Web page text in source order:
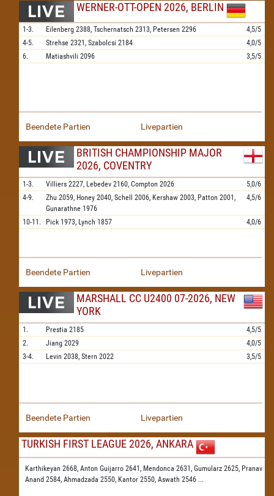
WERNER-OTT-OPEN 2026, BERLIN
1-3. Eilenberg 2388, Tschernatsch 2313, Petersen 2296
4,5/5
4-5.
Strehse 2321, Szabolcsi 2184
4,0/5
6.
Matiashvili 2096 3,5/5
Beendete Partien Livepartien
BRITISH CHAMPIONSHIP MAJOR
2026, COVENTRY
1-3. Villiers 2227, Lebedev 2160, Compton 2026
5,0/6
4-9.
Zhu 2059, Honey 2040, Schell 2006, Kershaw 2003, Patton 2001,
Gunarathne 1976
4,5/6
10-11. Pick 1973, Lynch 1857 4,0/6
Beendete Partien Livepartien
MARSHALL CC U2400 07-2026, NEW
YORK
1. Prestia 2185
4,5/5
2.
Jiang 2029
4,0/5
3-4.
Levin 2038, Stern 2022 3,5/5
Beendete Partien Livepartien
TURKISH FIRST LEAGUE 2026, ANKARA
Karthikeyan 2668, Anton Guijarro 2641, Mendonca 2631, Gumularz 2625, Pranav
Anand 2584, Ahmadzada 2550, Kantor 2550, Aswath 2546 ...